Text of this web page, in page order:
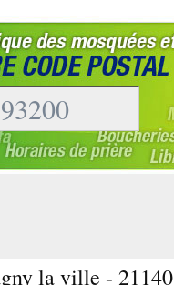
la ville - 21140